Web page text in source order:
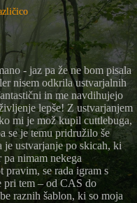
- jaz pa že ne bom pisala
nisem odkrila ustvarjalnih
in me navdihujejo
lepše! Z ustvarjanjem
mi je mož kupil cuttlebuga,
se je temu pridružilo še
je ustvarjanje po skicah, ki
nimam nekega
pravim, se rada igram s
pri tem – od CAS do
raznih šablon, ki so moja